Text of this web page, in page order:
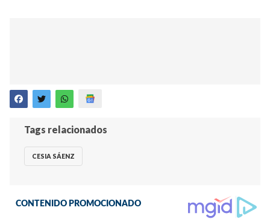
Tags relacionados
CESIA SÁENZ